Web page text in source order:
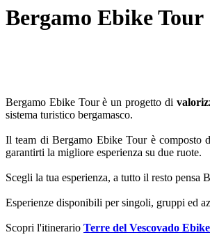
Bergamo Ebike Tour
Bergamo Ebike Tour è un progetto di
sistema turistico bergamasco.
Il team di Bergamo Ebike Tour è composto
garantirti la migliore esperienza su due ruote.
Scegli la tua esperienza, a tutto il resto pensa
Esperienze disponibili per singoli, gruppi ed
Scopri l'itinerario Terre del Vescovado